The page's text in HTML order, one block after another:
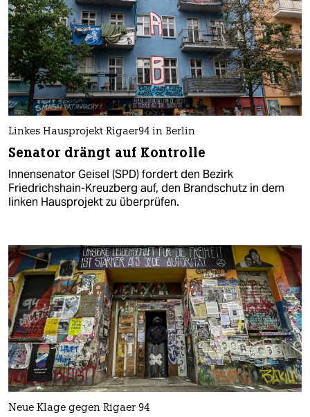
Linkes Hausprojekt Rigaer94 in Berlin
Senator drängt auf Kontrolle
Innensenator Geisel (SPD) fordert den Bezirk
Friedrichshain-Kreuzberg auf, den Brandschutz in dem
linken Hausprojekt zu überprüfen.
Neue Klage gegen Rigaer 94